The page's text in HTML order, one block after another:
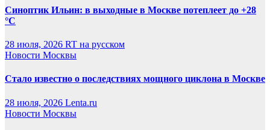
Синоптик Ильин: в выходные в Москве потеплеет до +28
°C
28 июля, 2026 RT на русском
Новости Москвы
Стало известно о последствиях мощного циклона в Москве
28 июля, 2026 Lenta.ru
Новости Москвы